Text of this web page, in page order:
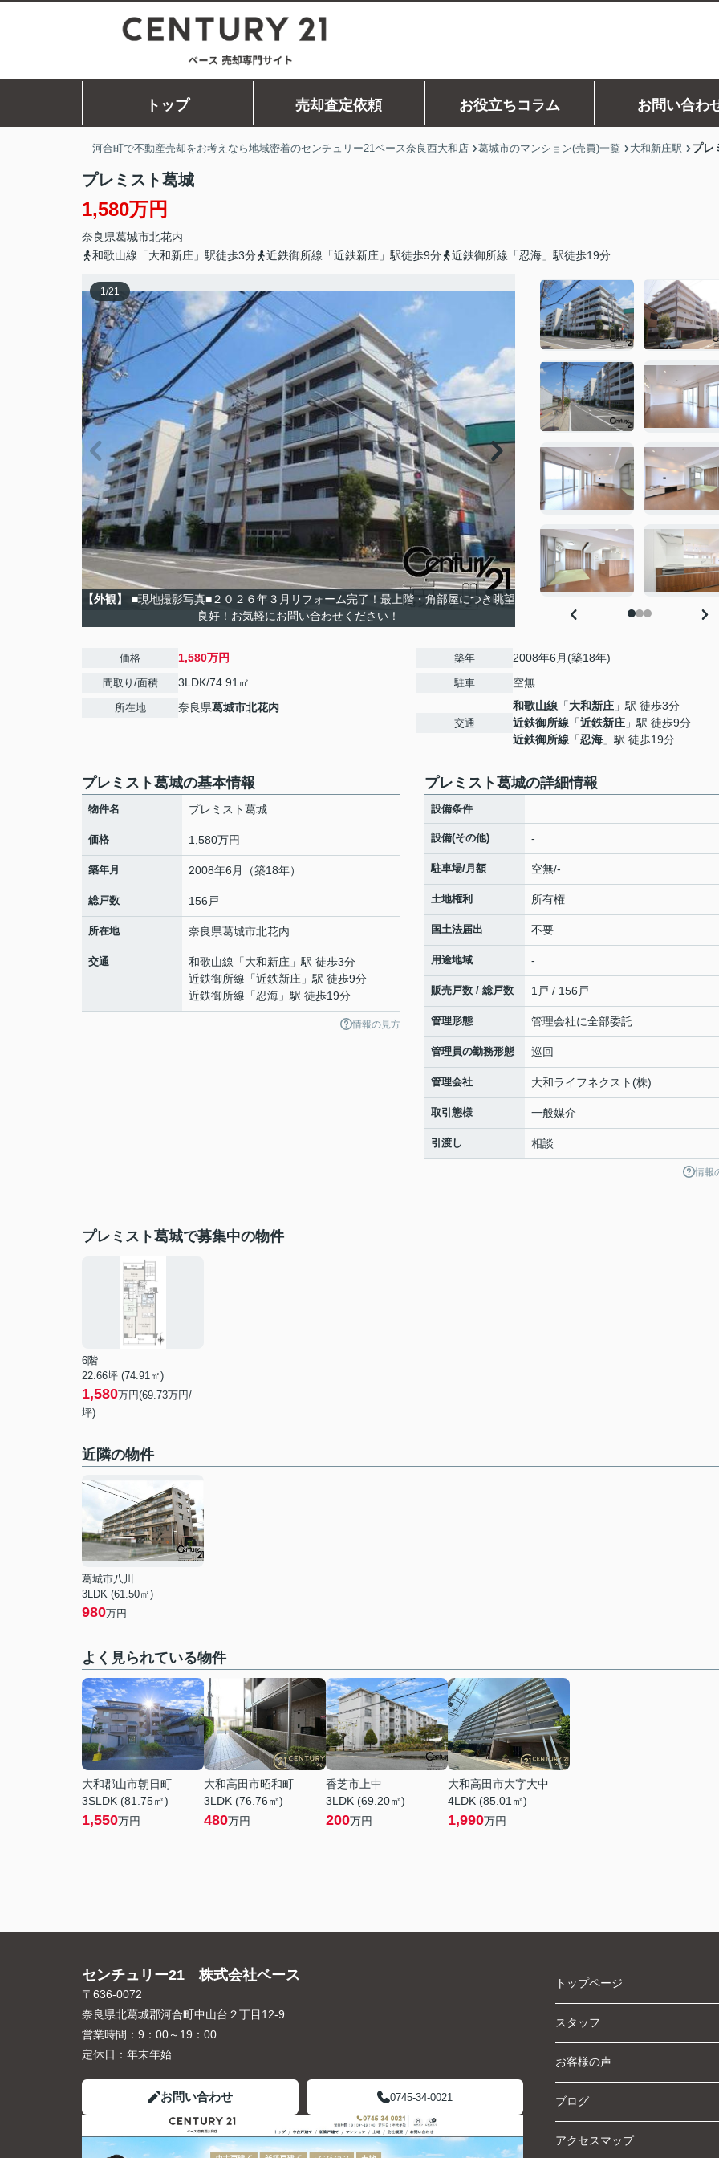
トップ 売却査定依頼 お役立ちコラム お問い合わ
｜河合町で不動産売却をお考えなら地域密着のセンチュリー21ベース奈良西大和店 葛城市のマンション(売買)一覧 大和新庄駅 プレ
プレミスト葛城
1,580万円
奈良県葛城市北花内
和歌山線「大和新庄」駅徒歩3分
近鉄御所線「近鉄新庄」駅徒歩9分 近鉄御所線「忍海」駅徒歩19分
1/21
【外観】
■現地撮影写真■２０２６年３月リフォーム完了！最上階・角部屋につき眺望
良好！お気軽にお問い合わせください！
価格 1,580万円
間取り/面積 3LDK/74.91㎡
所在地 奈良県葛城市北花内
築年 2008年6月(築18年)
駐車 空無
交通
和歌山線 「大和新庄 」駅 徒歩3分
近鉄御所線 「近鉄新庄 」駅 徒歩9分
近鉄御所線 「忍海 」駅 徒歩19分
プレミスト葛城の基本情報
物件名 プレミスト葛城
価格 1,580万円
築年月 2008年6月（築18年）
総戸数 156戸
所在地 奈良県葛城市北花内
交通 和歌山線 「大和新庄 」駅 徒歩3分
近鉄御所線 「近鉄新庄 」駅 徒歩9分
近鉄御所線 「忍海 」駅 徒歩19分
情報の見方
プレミスト葛城の詳細情報
設備条件
設備(その他) -
駐車場/月額 空無/-
土地権利 所有権
国土法届出 不要
用途地域 -
販売戸数 / 総戸数 1戸 / 156戸
管理形態 管理会社に全部委託
管理員の勤務形態 巡回
管理会社 大和ライフネクスト(株)
取引態様 一般媒介
引渡し 相談
情報
プレミスト葛城で募集中の物件
6階
22.66坪 (74.91㎡)
1,580万円(69.73万円/
坪)
近隣の物件
葛城市八川
3LDK (61.50㎡)
980万円
よく見られている物件
大和郡山市朝日町
3SLDK (81.75㎡)
1,550万円
大和高田市昭和町
3LDK (76.76㎡)
480万円
香芝市上中
3LDK (69.20㎡)
200万円
大和高田市大字大中
4LDK (85.01㎡)
1,990万円
センチュリー21 株式会社ベース
〒636-0072
奈良県北葛城郡河合町中山台２丁目12-9
営業時間： 9：00～19：00
定休日： 年末年始
お問い合わせ 0745-34-0021
トップページ
スタッフ
お客様の声
ブログ
アクセスマップ